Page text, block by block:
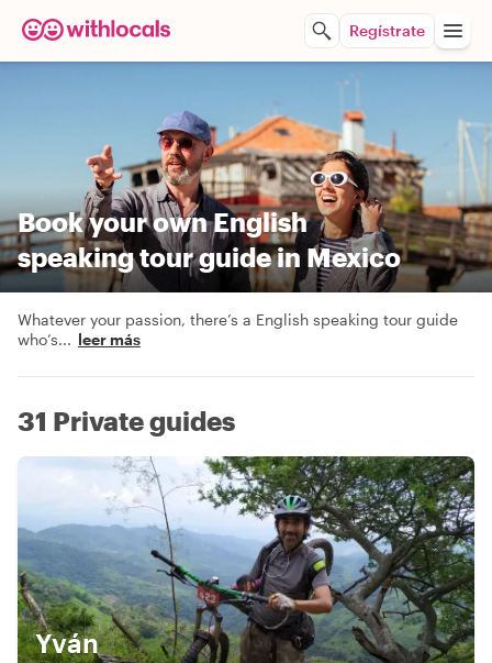
Regístrate
Book your own English
speaking tour guide in Mexico
Whatever your passion, there’s a English speaking tour guide
who’s... leer más
31 Private guides
Yván